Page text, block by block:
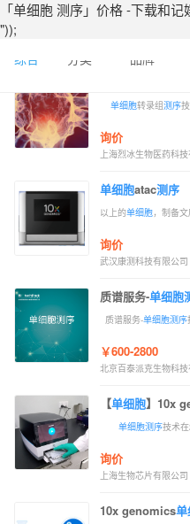
「单细胞 测序」价格 -下载和记
"));
综合 分类 品牌
单细胞转录组测序
询价
上海烈冰生物医药科
单细胞atac测序
以上的单细胞，制备
询价
武汉康测科技有限公司
质谱服务-单细胞
质谱服务-单细胞测序
￥600-2800
北京百泰派克生物科
【单细胞】10x
单细胞测序技术
询价
上海生物芯片有限公司
10x genomics